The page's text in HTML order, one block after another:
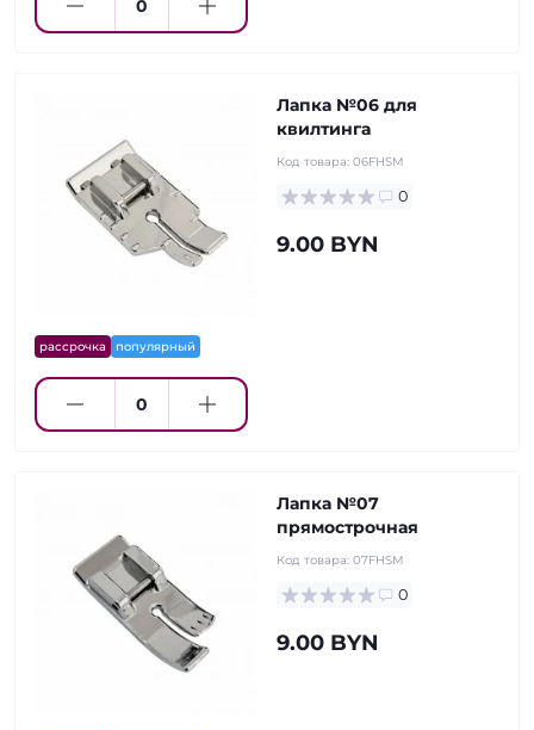
рассрочка популярный
Лапка №06 для
квилтинга
Код товара: 06FHSM
0
9.00 BYN
Лапка №07
прямострочная
Код товара: 07FHSM
0
9.00 BYN